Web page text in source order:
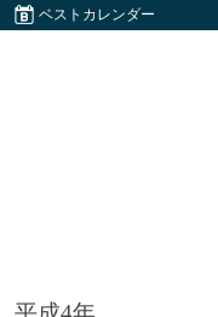
ベストカレンダー